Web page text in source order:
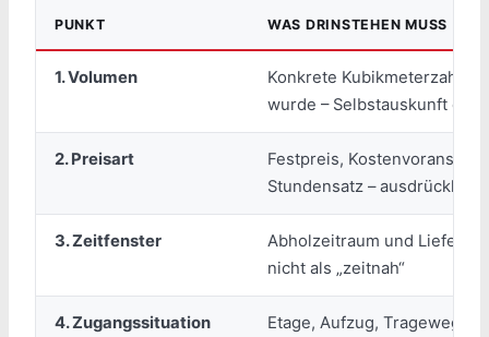
PUNKT WAS DRINSTEHEN MUSS
1. Volumen
Konkrete Kubikmeterzahl
wurde – Selbstauskunft
2. Preisart
Festpreis,
Stundensatz – ausdrücklich
3. Zeitfenster
Abholzeitraum und
nicht als „zeitnah“
4. Zugangssituation
Etage, Aufzug, Trageweg